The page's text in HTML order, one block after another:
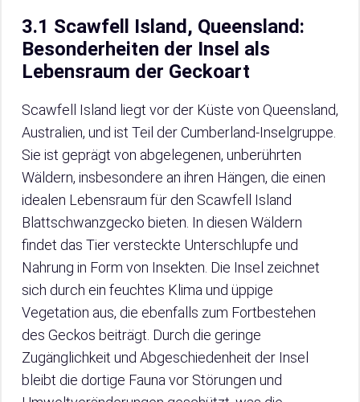
3.1 Scawfell Island, Queensland:
Besonderheiten der Insel als
Lebensraum der Geckoart
Scawfell Island liegt vor der Küste von Queensland,
Australien, und ist Teil der Cumberland-Inselgruppe.
Sie ist geprägt von abgelegenen, unberührten
Wäldern, insbesondere an ihren Hängen, die einen
idealen Lebensraum für den Scawfell Island
Blattschwanzgecko bieten. In diesen Wäldern
findet das Tier versteckte Unterschlupfe und
Nahrung in Form von Insekten. Die Insel zeichnet
sich durch ein feuchtes Klima und üppige
Vegetation aus, die ebenfalls zum Fortbestehen
des Geckos beiträgt. Durch die geringe
Zugänglichkeit und Abgeschiedenheit der Insel
bleibt die dortige Fauna vor Störungen und